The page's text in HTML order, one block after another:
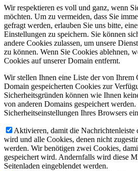
Wir respektieren es voll und ganz, wenn
möchten. Um zu vermeiden, dass Sie
gefragt werden, erlauben Sie uns bitte,
Einstellungen zu speichern. Sie können
andere Cookies zulassen, um unsere
zu können. Wenn Sie Cookies ablehnen,
Cookies auf unserer Domain entfernt.
Wir stellen Ihnen eine Liste der von Ihrem
Domain gespeicherten Cookies zur
Sicherheitsgründen können wie Ihnen
von anderen Domains gespeichert
Sicherheitseinstellungen Ihres Browsers
Aktivieren, damit die Nachrichtenleiste
wird und alle Cookies, denen nicht
werden. Wir benötigen zwei Cookies,
gespeichert wird. Andernfalls wird diese
Seitenladen eingeblendet werden.